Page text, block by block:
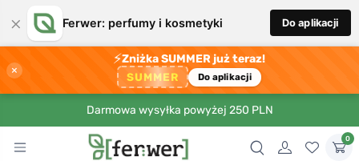
× Ferwer: perfumy i kosmetyki Do aplikacji
×
⚡Zniżka SUMMER już teraz!
SUMMER Do aplikacji
Darmowa wysyłka powyżej 250 PLN
0